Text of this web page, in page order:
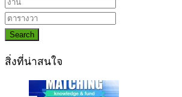
Search
สิ่งที่น่าสนใจ